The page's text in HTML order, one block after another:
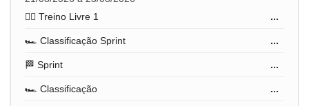
🏋️‍♂️ Treino Livre 1
...
🏎️ Classificação Sprint ...
🏁 Sprint ...
🏎️ Classificação ...